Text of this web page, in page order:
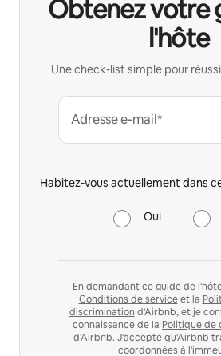
Obtenez votre
l'hôte
Une check-list simple pour
Adresse e-mail*
Habitez-vous actuellement dans
Oui
En demandant ce guide de
Conditions de serviceet la
discrimination d'Airbnb, et je
connaissance de la Politique de
d'Airbnb. J'accepte qu'Airbnb
coordonnées à